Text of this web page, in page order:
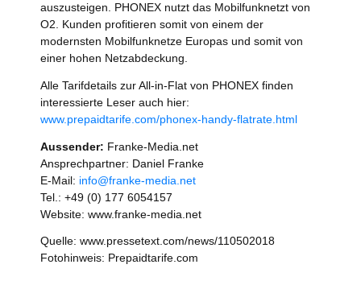
auszusteigen. PHONEX nutzt das Mobilfunknetzt von
O2. Kunden profitieren somit von einem der
modernsten Mobilfunknetze Europas und somit von
einer hohen Netzabdeckung.
Alle Tarifdetails zur All-in-Flat von PHONEX finden
interessierte Leser auch hier:
www.prepaidtarife.com/phonex-handy-flatrate.html
Aussender: Franke-Media.net
Ansprechpartner: Daniel Franke
E-Mail: info@franke-media.net
Tel.: +49 (0) 177 6054157
Website: www.franke-media.net
Quelle: www.pressetext.com/news/110502018
Fotohinweis: Prepaidtarife.com